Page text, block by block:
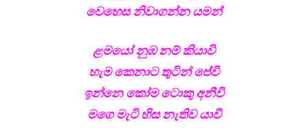
වෙහෙස නිවාගන්න යමන්
ළමයෝ නුඹ නම් කියාවි
හැම කෙනාට තුටින් පේවි
ඉන්නෙ කෝම ටොකු අනීවි
මගෙ මැටි හිස නැතිව යාවි